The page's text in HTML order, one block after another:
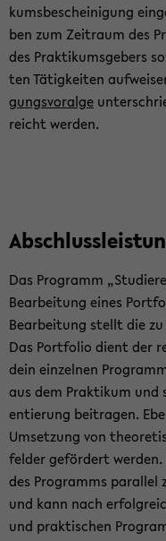
kums­be­schei­ni­gung
ben zum Zeit­raum des
des Prak­ti­kums­ge­bers
ten Tä­tig­kei­ten
gungs­vor­al­ge
reicht wer­den.
Das Pro­gramm
Be­ar­bei­tung eines
Be­ar­bei­tung stellt die
Das Port­fo­lio dient der
dein ein­zel­nen
aus dem Prak­ti­kum
en­tie­rung bei­tra­gen.
Um­set­zung von
fel­der ge­för­dert
des Pro­gramms
und kann nach
und prak­ti­schen